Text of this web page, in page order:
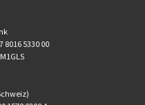
8016 5330 00